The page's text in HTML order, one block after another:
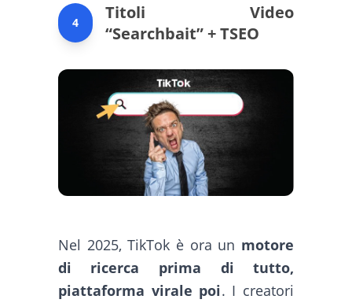
4
Titoli Video
“Searchbait” + TSEO
Nel 2025, TikTok è ora un motore
di ricerca prima di tutto,
piattaforma virale poi. I creatori